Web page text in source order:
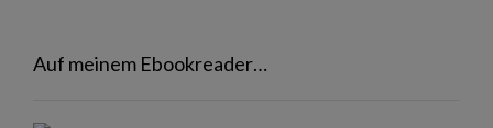
Auf meinem Ebookreader…